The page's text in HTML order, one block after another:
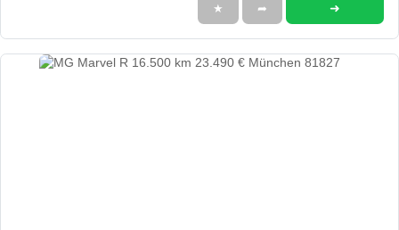
★ ➦ ➜